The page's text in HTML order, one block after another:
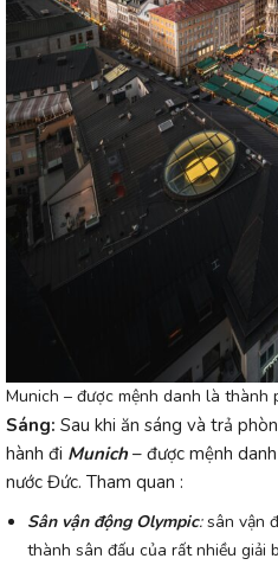
Munich – được mệnh danh là
Sáng: Sau khi ăn sáng và trả
hành đi Munich – được mệnh
nước Đức. Tham quan :
Sân vận động Olympic:sân vận
thành sân đấu của rất nhiều giải